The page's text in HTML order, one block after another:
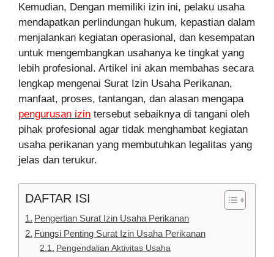
Kemudian, Dengan memiliki izin ini, pelaku usaha
mendapatkan perlindungan hukum, kepastian dalam
menjalankan kegiatan operasional, dan kesempatan
untuk mengembangkan usahanya ke tingkat yang
lebih profesional. Artikel ini akan membahas secara
lengkap mengenai Surat Izin Usaha Perikanan,
manfaat, proses, tantangan, dan alasan mengapa
pengurusan izin tersebut sebaiknya di tangani oleh
pihak profesional agar tidak menghambat kegiatan
usaha perikanan yang membutuhkan legalitas yang
jelas dan terukur.
DAFTAR ISI
Pengertian Surat Izin Usaha Perikanan
Fungsi Penting Surat Izin Usaha Perikanan
Pengendalian Aktivitas Usaha